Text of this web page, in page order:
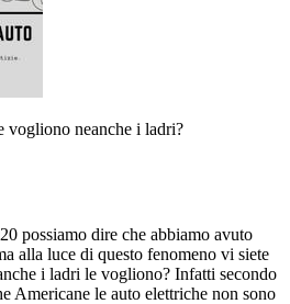
vogliono neanche i ladri?
possiamo dire che abbiamo avuto
alla luce di questo fenomeno vi siete
i ladri le vogliono? Infatti secondo
Americane le auto elettriche non sono